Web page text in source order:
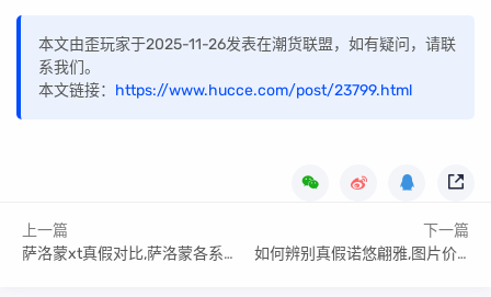
本文由歪玩家于2025-11-26发表在潮货联盟，如有疑问，请联
系我们。
本文链接： https://www.hucce.com/post/23799.html
上一篇
萨洛蒙xt真假对比,萨洛蒙各系列
下一篇
如何辨别真假诺悠翩雅,图片价格对比参考